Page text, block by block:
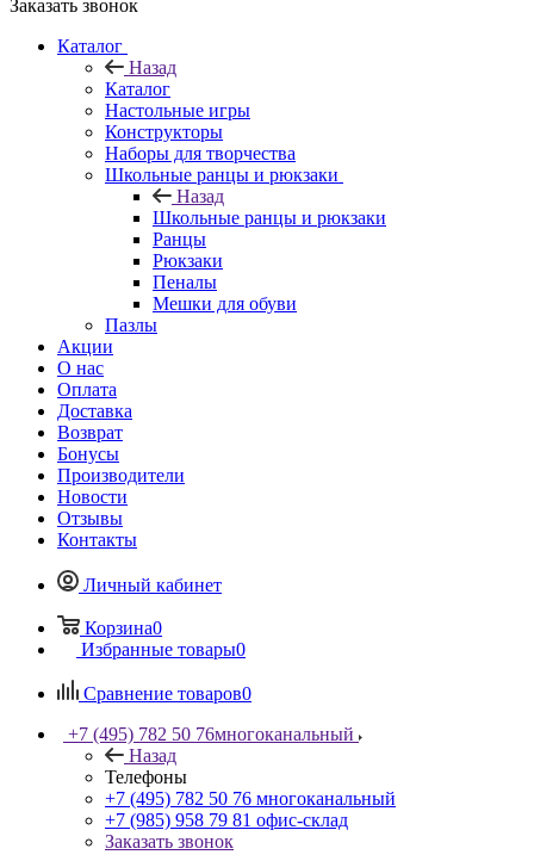
Заказать звонок
Каталог
Назад
Каталог
Настольные игры
Конструкторы
Наборы для творчества
Школьные ранцы и рюкзаки
Назад
Школьные ранцы и рюкзаки
Ранцы
Рюкзаки
Пеналы
Мешки для обуви
Пазлы
Акции
О нас
Оплата
Доставка
Возврат
Бонусы
Производители
Новости
Отзывы
Контакты
Личный кабинет
Корзина0
Избранные товары0
Сравнение товаров0
+7 (495) 782 50 76многоканальный
Назад
Телефоны
+7 (495) 782 50 76 многоканальный
+7 (985) 958 79 81 офис-склад
Заказать звонок